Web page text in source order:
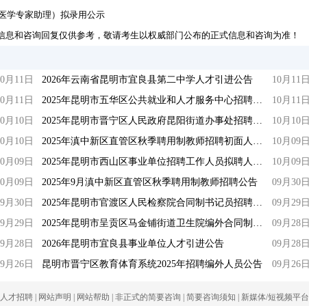
学专家助理）拟录用公示
和咨询回复仅供参考，敬请考生以权威部门公布的正式信息和咨询为准！
月11日 2026年云南省昆明市宜良县第二中学人才引进公告
10月11日
月11日 2025年昆明市五华区公共就业和人才服务中心招聘公益性岗位人员公告
10月11日
月10日 2025年昆明市晋宁区人民政府昆阳街道办事处招聘编外人员公告
10月10日
月10日 2025年滇中新区直管区秋季聘用制教师招聘初面人员公告
10月09日
月09日 2025年昆明市西山区事业单位招聘工作人员拟聘人员公示（四）
10月09日
月09日 2025年9月滇中新区直管区秋季聘用制教师招聘公告
09月30日
月30日 2025年昆明市官渡区人民检察院合同制书记员招聘公告
09月29日
月29日 2025年昆明市呈贡区马金铺街道卫生院编外合同制专业技术人员招聘公告
09月28日
月28日 2026年昆明市宜良县事业单位人才引进公告
09月28日
月26日 昆明市晋宁区教育体育系统2025年招聘编外人员公告 09月26日
人才招聘| 网站声明 网站帮助 非正式的简要咨询 简要咨询须知 新媒体/短视频平台